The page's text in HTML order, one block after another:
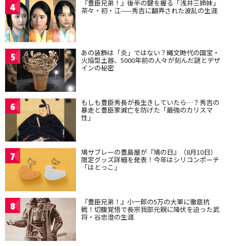
4 『豊臣兄弟！』後半の鍵を握る「浅井三姉妹」
茶々・初・江——秀吉に翻弄された波乱の生涯
5 あの装飾は「炎」ではない？縄文時代の国宝・
火焔型土器、5000年前の人々が刻んだ謎とデザ
インの秘密
6 もしも豊臣秀長が長生きしていたら…？秀吉の
暴走と豊臣家滅亡を防げた「最強のカリスマ
性」
7 鳩サブレーの豊島屋が『鳩の日』（8月10日）
限定グッズ詳細を発表！今年はシリコンポーチ
「はとっこ」
8 『豊臣兄弟！』小一郎の5万の大軍に徹底抗
戦！切腹覚悟で長宗我部元親に降伏を迫った武
将・谷忠澄の生涯